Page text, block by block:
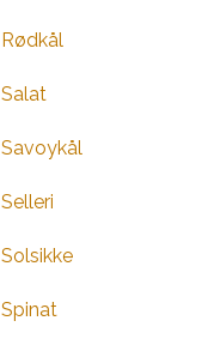
Rødkål
Salat
Savoykål
Selleri
Solsikke
Spinat